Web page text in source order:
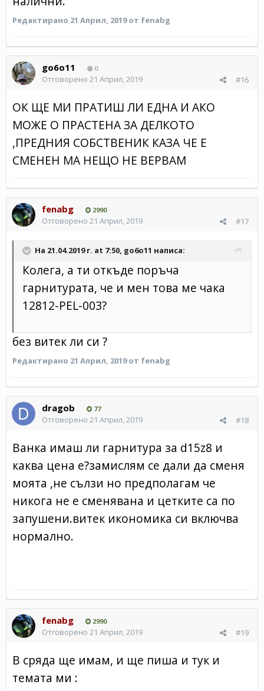
Редактирано 21 Април, 2019от fenabg
go6o11 0
#16
Отговорено 21 Април, 2019
ОК ЩЕ МИ ПРАТИШ ЛИ ЕДНА И АКО
МОЖЕ О ПРАСТЕНА ЗА ДЕЛКОТО
,ПРЕДНИЯ СОБСТВЕНИК КАЗА ЧЕ Е
СМЕНЕН МА НЕЩО НЕ ВЕРВАМ
fenabg 2990
#17
Отговорено 21 Април, 2019
На 21.04.2019 г. at 7:50, go6o11 написа:
Колега, а ти откъде поръча
гарнитурата, че и мен това ме чака
12 812-P EL-00 3?
без витек ли си ?
Редактирано 21 Април, 2019от fenabg
dragob 77
#18
Отговорено 21 Април, 2019
Ванка имаш ли гарнитура за d15z8 и
каква цена е?замислям се дали да сменя
моята ,не сълзи но предполагам че
никога не е сменявана и цетките са по
запушени.витек икономика си включва
нормално.
fenabg 2990
#19
Отговорено 21 Април, 2019
В сряда ще имам, и ще пиша и тук и
темата ми :